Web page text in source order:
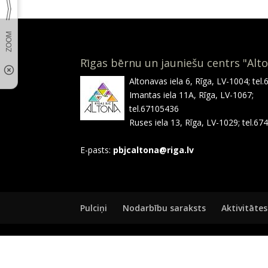
Rīgas bērnu un jauniešu centrs
Altonavas iela 6, Rīga, LV-1004;
Imantas iela 11A, Rīga, LV-1067;
tel.67105436
Ruses iela 13, Rīga, LV-1029;
E-pasts: pbjcaltona@riga.lv
Pulciņi Nodarbību saraksts Aktivitātes